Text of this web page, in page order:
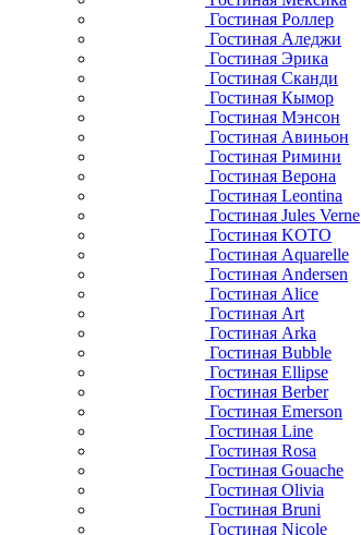
Гостиная Роллер
Гостиная Аледжи
Гостиная Эрика
Гостиная Сканди
Гостиная Кымор
Гостиная Мэнсон
Гостиная Авиньон
Гостиная Римини
Гостиная Верона
Гостиная Leontina
Гостиная Jules Verne
Гостиная KOTO
Гостиная Aquarelle
Гостиная Andersen
Гостиная Alice
Гостиная Art
Гостиная Arka
Гостиная Bubble
Гостиная Ellipse
Гостиная Berber
Гостиная Emerson
Гостиная Line
Гостиная Rosa
Гостиная Gouache
Гостиная Olivia
Гостиная Bruni
Гостиная Nicole